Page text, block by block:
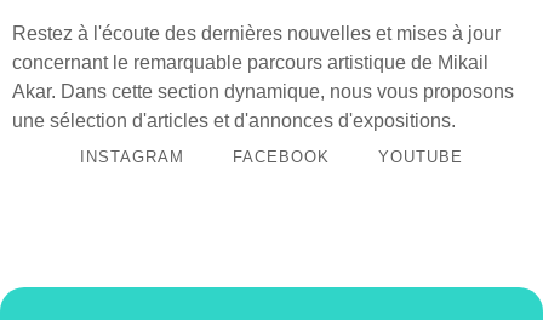
Restez à l'écoute des dernières nouvelles et mises à jour
concernant le remarquable parcours artistique de Mikail
Akar. Dans cette section dynamique, nous vous proposons
une sélection d'articles et d'annonces d'expositions.
INSTAGRAM FACEBOOK YOUTUBE